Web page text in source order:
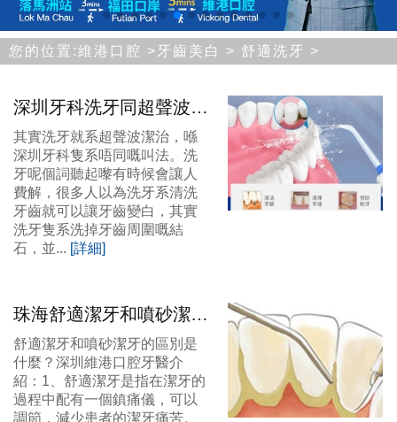
您的位置:維港口腔 > 牙齒美白 > 舒適洗牙 >
深圳牙科洗牙同超聲波潔
治有咩區別？洗牙有咩作
用？
其實洗牙就系超聲波潔治，喺
深圳牙科隻系唔同嘅叫法。洗
牙呢個詞聽起嚟有時候會讓人
費解，很多人以為洗牙系清洗
牙齒就可以讓牙齒變白，其實
洗牙隻系洗掉牙齒周圍嘅結
石，並... [詳細]
珠海舒適潔牙和噴砂潔牙
的區別是什麼？
舒適潔牙和噴砂潔牙的區別是
什麼？深圳維港口腔牙醫介
紹：1、舒適潔牙是指在潔牙的
過程中配有一個鎮痛儀，可以
調節，減少患者的潔牙痛苦。